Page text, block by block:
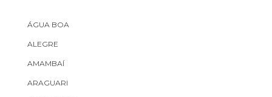
ÁGUA BOA
ALEGRE
AMAMBAÍ
ARAGUARI